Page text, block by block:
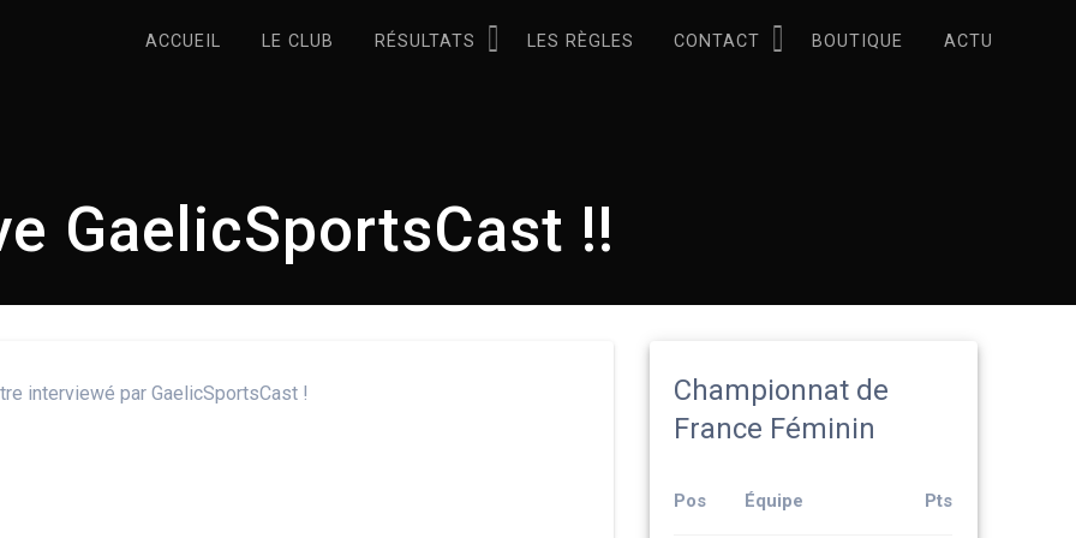
ACCUEIL LE CLUB RÉSULTATS LES RÈGLES CONTACT BOUTIQUE ACTU
GaelicSportsCast !!
interviewé par GaelicSportsCast !
Championnat de
France Féminin
Pos Équipe Pts